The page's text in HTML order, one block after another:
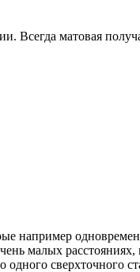
Всегда матовая
например
малых
одного сверхточного